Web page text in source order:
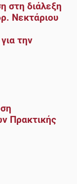
στη διάλεξη
Νεκτάριου
την
Πρακτικής